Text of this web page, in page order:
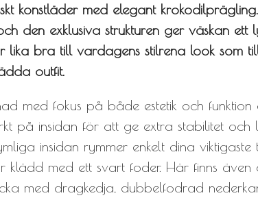
konstläder med elegant
den exklusiva strukturen ger väskan ett
lika bra till vardagens stilrena look som
outfit.
med fokus på både estetik och funktion
på insidan för att ge extra stabilitet och
insidan rymmer enkelt dina viktigaste
klädd med ett svart foder. Här finns även
med dragkedja, dubbelfodrad